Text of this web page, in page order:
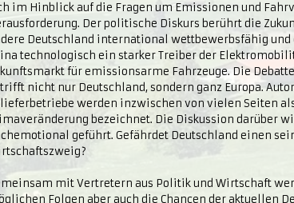
im Hinblick auf die Fragen um Emissionen und
Der politische Diskurs berührt die
Deutschland international wettbewerbsfähig
technologisch ein starker Treiber der
für emissionsarme Fahrzeuge. Die
nicht nur Deutschland, sondern ganz Europa.
werden inzwischen von vielen Seiten
bezeichnet. Die Diskussion darüber
geführt. Gefährdet Deutschland einen
mit Vertretern aus Politik und Wirtschaft
Folgen aber auch die Chancen der aktuellen